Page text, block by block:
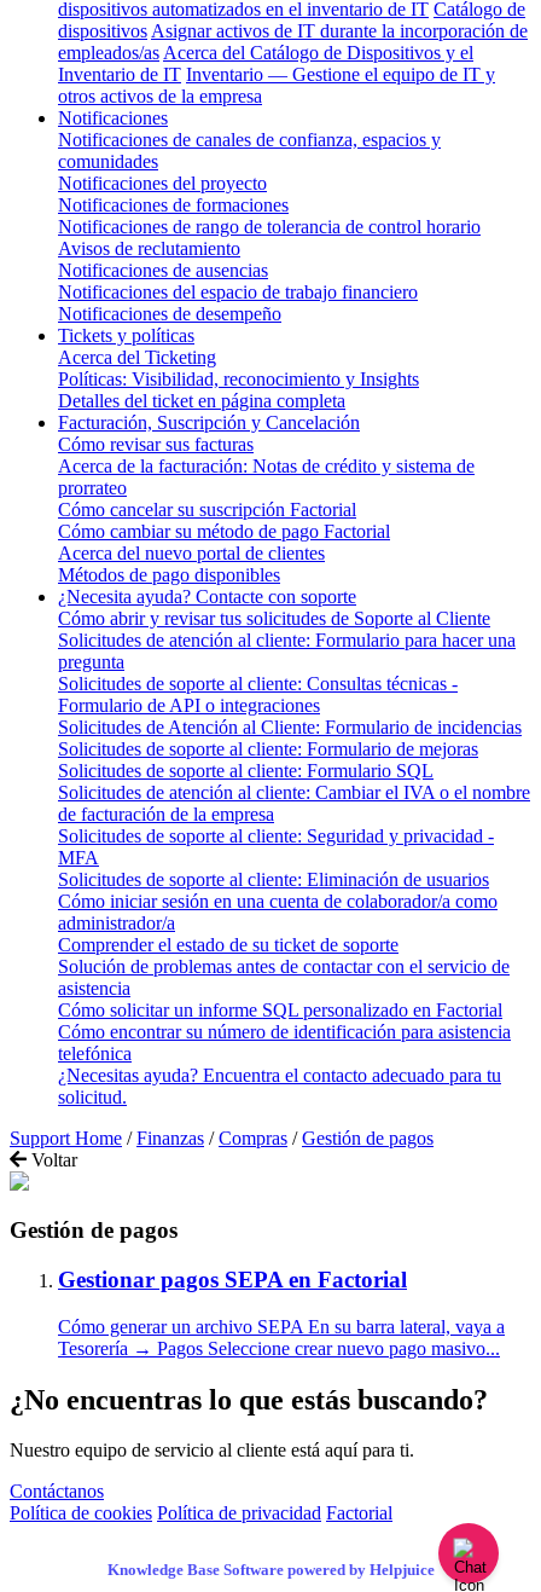
dispositivos automatizados en el inventario de IT Catálogo de
dispositivos Asignar activos de IT durante la incorporación de
empleados/as Acerca del Catálogo de Dispositivos y el
Inventario de IT Inventario — Gestione el equipo de IT y
otros activos de la empresa
Notificaciones
Notificaciones de canales de confianza, espacios y
comunidades
Notificaciones del proyecto
Notificaciones de formaciones
Notificaciones de rango de tolerancia de control horario
Avisos de reclutamiento
Notificaciones de ausencias
Notificaciones del espacio de trabajo financiero
Notificaciones de desempeño
Tickets y políticas
Acerca del Ticketing
Políticas: Visibilidad, reconocimiento y Insights
Detalles del ticket en página completa
Facturación, Suscripción y Cancelación
Cómo revisar sus facturas
Acerca de la facturación: Notas de crédito y sistema de
prorrateo
Cómo cancelar su suscripción Factorial
Cómo cambiar su método de pago Factorial
Acerca del nuevo portal de clientes
Métodos de pago disponibles
¿Necesita ayuda? Contacte con soporte
Cómo abrir y revisar tus solicitudes de Soporte al Cliente
Solicitudes de atención al cliente: Formulario para hacer una
pregunta
Solicitudes de soporte al cliente: Consultas técnicas -
Formulario de API o integraciones
Solicitudes de Atención al Cliente: Formulario de incidencias
Solicitudes de soporte al cliente: Formulario de mejoras
Solicitudes de soporte al cliente: Formulario SQL
Solicitudes de atención al cliente: Cambiar el IVA o el nombre
de facturación de la empresa
Solicitudes de soporte al cliente: Seguridad y privacidad -
MFA
Solicitudes de soporte al cliente: Eliminación de usuarios
Cómo iniciar sesión en una cuenta de colaborador/a como
administrador/a
Comprender el estado de su ticket de soporte
Solución de problemas antes de contactar con el servicio de
asistencia
Cómo solicitar un informe SQL personalizado en Factorial
Cómo encontrar su número de identificación para asistencia
telefónica
¿Necesitas ayuda? Encuentra el contacto adecuado para tu
solicitud.
Support Home / Finanzas / Compras / Gestión de pagos
Voltar
Gestión de pagos
Gestionar pagos SEPA en Factorial
Cómo generar un archivo SEPA En su barra lateral, vaya a
Tesorería → Pagos Seleccione crear nuevo pago masivo...
¿No encuentras lo que estás buscando?
Nuestro equipo de servicio al cliente está aquí para ti.
Contáctanos
Política de cookies Política de privacidad Factorial
Knowledge Base Software powered by Helpjuice